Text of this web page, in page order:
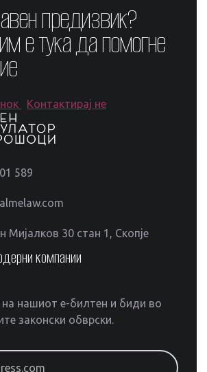
предизвик?
е тука да помогне
Контактирај не
589
Мијалков 30 стан 1, Скопје
компании
на нашиот е-билтен и биди во
законски обврски.